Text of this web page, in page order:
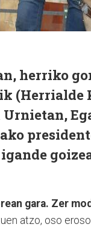
herriko
gara. Zer
atzo, oso